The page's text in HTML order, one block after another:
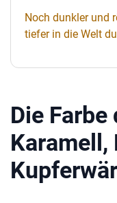
Noch dunkler und
tiefer in die Welt
Die
Karamell,